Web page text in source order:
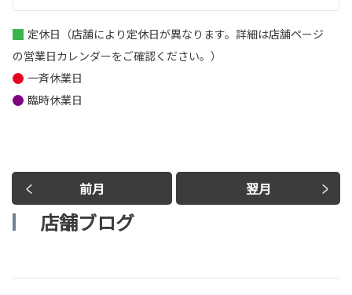
前月 翌月
定休日（店舗により定休日が異なります。詳細は店舗ページ
の営業日カレンダーをご確認ください。）
一斉休業日
臨時休業日
店舗ブログ